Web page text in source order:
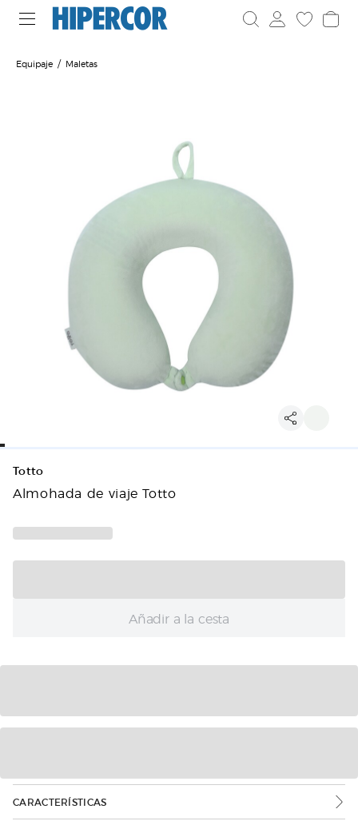
Equipaje Maletas
Totto
Almohada de viaje Totto
Añadir a la cesta
CARACTERÍSTICAS